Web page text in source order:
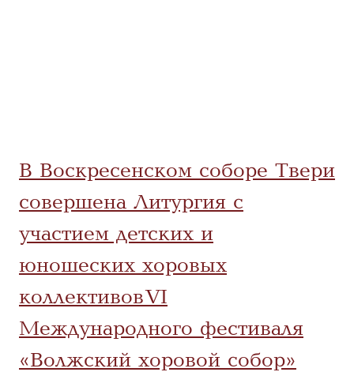
В Воскресенском соборе Твери
совершена Литургия с
участием детских и
юношеских хоровых
коллективов VI
Международного фестиваля
«Волжский хоровой собор»